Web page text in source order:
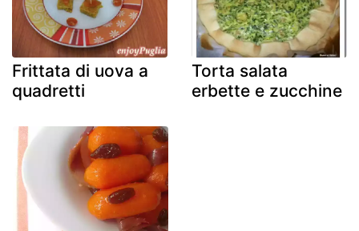
Frittata di uova a
quadretti
Torta salata
erbette e zucchine